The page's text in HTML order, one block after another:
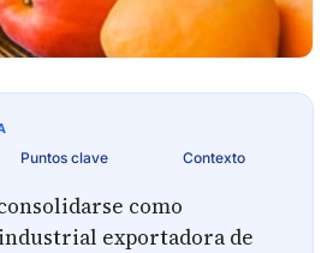
Puntos clave Contexto
como
exportadora de